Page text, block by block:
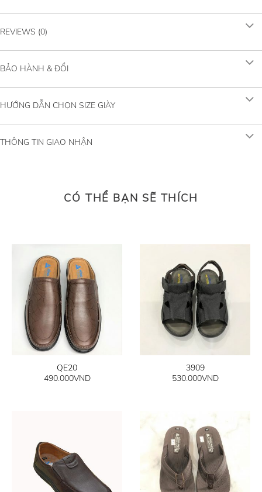
REVIEWS (0)
BẢO HÀNH & ĐỔI
HƯỚNG DẪN CHỌN SIZE GIÀY
THÔNG TIN GIAO NHẬN
CÓ THỂ BẠN SẼ THÍCH
QE20
490.000VND
3909
530.000VND